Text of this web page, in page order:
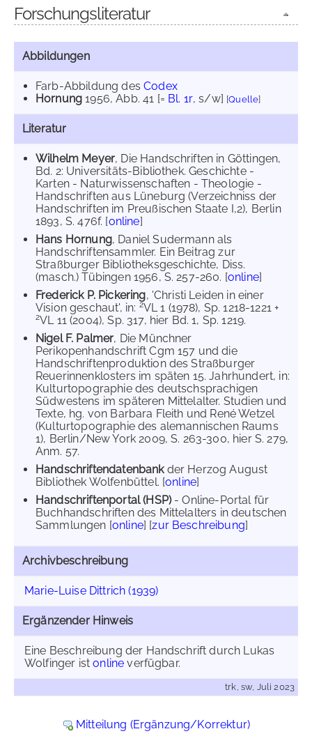
Forschungsliteratur
Abbildungen
Farb-Abbildung desCodex
Hornung 1956, Abb. 41 [= Bl. 1r, s/w] [Quelle]
Literatur
Wilhelm Meyer, Die Handschriften in Göttingen,
Bd. 2: Universitäts-Bibliothek. Geschichte -
Karten - Naturwissenschaften - Theologie -
Handschriften aus Lüneburg (Verzeichniss der
Handschriften im Preußischen Staate I,2), Berlin
1893, S. 476f. [online]
Hans Hornung, Daniel Sudermann als
Handschriftensammler. Ein Beitrag zur
Straßburger Bibliotheksgeschichte, Diss.
(masch.) Tübingen 1956, S. 257-260. [online]
Frederick P. Pickering, 'Christi Leiden in einer
Vision geschaut', in: 2VL 1 (1978), Sp. 1218-1221 +
2VL 11 (2004), Sp. 317, hier Bd. 1, Sp. 1219.
Nigel F. Palmer, Die Münchner
Perikopenhandschrift Cgm 157 und die
Handschriftenproduktion des Straßburger
Reuerinnenklosters im späten 15. Jahrhundert, in:
Kulturtopographie des deutschsprachigen
Südwestens im späteren Mittelalter. Studien und
Texte, hg. von Barbara Fleith und René Wetzel
(Kulturtopographie des alemannischen Raums
1), Berlin/New York 2009, S. 263-300, hier S. 279,
Anm. 57.
Handschriftendatenbankder Herzog August
Bibliothek Wolfenbüttel. [online]
Handschriftenportal (HSP)- Online-Portal für
Buchhandschriften des Mittelalters in deutschen
Sammlungen [online] [zur Beschreibung]
Archivbeschreibung
Marie-Luise Dittrich (1939)
Ergänzender Hinweis
Eine Beschreibung der Handschrift durch Lukas
Wolfinger istonline verfügbar.
trk, sw, Juli 2023
Mitteilung (Ergänzung/Korrektur)